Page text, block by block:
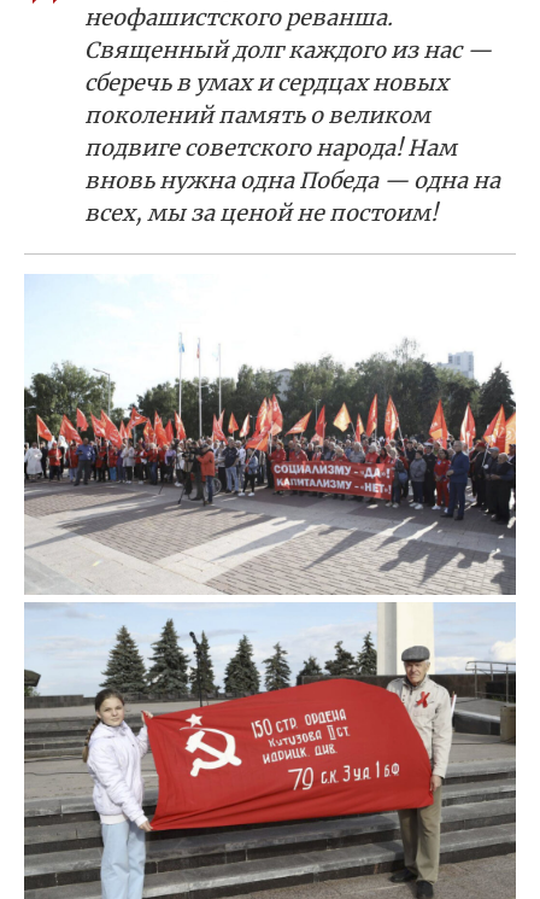
неофашистского реванша.
Священный долг каждого из нас —
сберечь в умах и сердцах новых
поколений память о великом
подвиге советского народа! Нам
вновь нужна одна Победа — одна на
всех, мы за ценой не постоим!